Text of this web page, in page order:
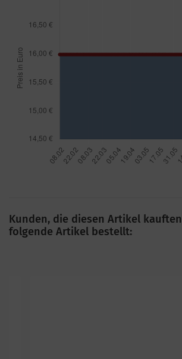
Kunden, die diesen Artikel
folgende Artikel bestellt: